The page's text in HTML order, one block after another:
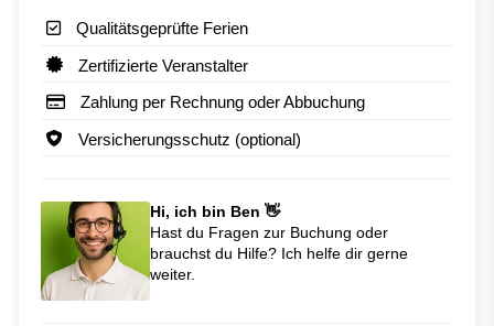
Qualitätsgeprüfte Ferien
Zertifizierte Veranstalter
Zahlung per Rechnung oder Abbuchung
Versicherungsschutz (optional)
Hi, ich bin Ben 👋
Hast du Fragen zur Buchung oder
brauchst du Hilfe? Ich helfe dir gerne
weiter.